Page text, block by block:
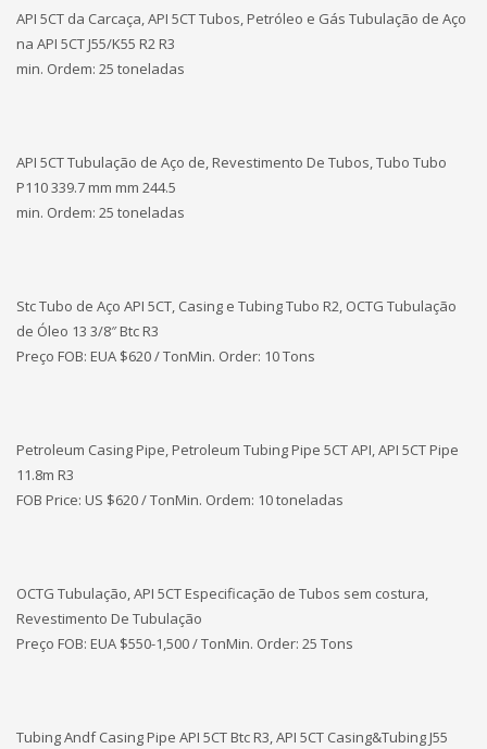
API 5CT da Carcaça, API 5CT Tubos, Petróleo e Gás Tubulação de Aço
na API 5CT J55/K55 R2 R3
min. Ordem: 25 toneladas
API 5CT Tubulação de Aço de, Revestimento De Tubos, Tubo Tubo
P110 339.7 mm mm 244.5
min. Ordem: 25 toneladas
Stc Tubo de Aço API 5CT, Casing e Tubing Tubo R2, OCTG Tubulação
de Óleo 13 3/8″ Btc R3
Preço FOB: EUA $620 / TonMin. Order: 10 Tons
Petroleum Casing Pipe, Petroleum Tubing Pipe 5CT API, API 5CT Pipe
11.8m R3
FOB Price: US $620 / TonMin. Ordem: 10 toneladas
OCTG Tubulação, API 5CT Especificação de Tubos sem costura,
Revestimento De Tubulação
Preço FOB: EUA $550-1,500 / TonMin. Order: 25 Tons
Tubing Andf Casing Pipe API 5CT Btc R3, API 5CT Casing&Tubing J55